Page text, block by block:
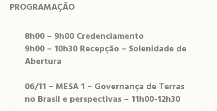
PROGRAMAÇÃO
8h00 – 9h00 Credenciamento
9h00 – 10h30 Recepção – Solenidade de
Abertura
06/11 – MESA 1 – Governança de Terras
no Brasil e perspectivas – 11h00-12h30